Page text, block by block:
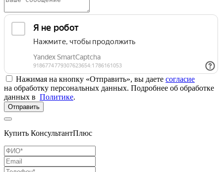
Нажимая на кнопку «Отправить», вы даете согласие
на обработку персональных данных. Подробнее об обработке
данных в Политике.
Отправить
Купить КонсультантПлюс